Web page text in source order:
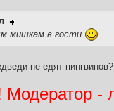
мишкам в гости.
не едят пингвинов?
-